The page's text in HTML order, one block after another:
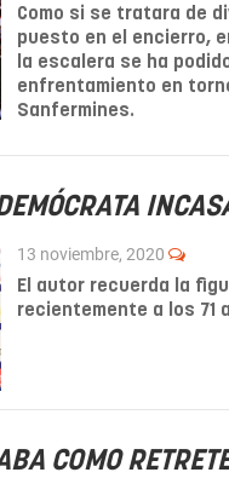
Como si se tratara de
puesto en el encierro,
la escalera se ha
enfrentamiento en
Sanfermines.
13 noviembre, 2020
El autor recuerda la
recientemente a los 71
COMO